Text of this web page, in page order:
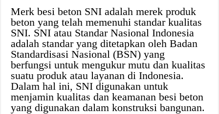
Merk besi beton SNI adalah merek produk
beton yang telah memenuhi standar kualitas
SNI. SNI atau Standar Nasional Indonesia
adalah standar yang ditetapkan oleh Badan
Standardisasi Nasional (BSN) yang
berfungsi untuk mengukur mutu dan kualitas
suatu produk atau layanan di Indonesia.
Dalam hal ini, SNI digunakan untuk
menjamin kualitas dan keamanan besi beton
yang digunakan dalam konstruksi bangunan.